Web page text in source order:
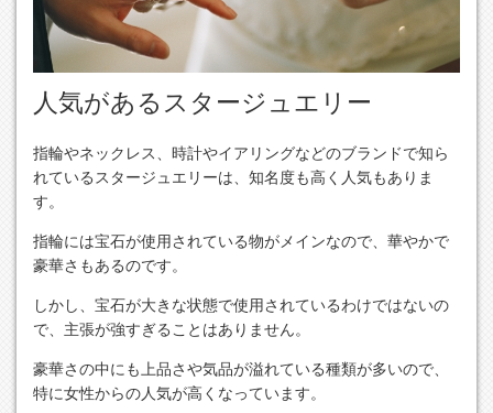
人気があるスタージュエリー
指輪やネックレス、時計やイアリングなどのブランドで知ら
れているスタージュエリーは、知名度も高く人気もありま
す。
指輪には宝石が使用されている物がメインなので、華やかで
豪華さもあるのです。
しかし、宝石が大きな状態で使用されているわけではないの
で、主張が強すぎることはありません。
豪華さの中にも上品さや気品が溢れている種類が多いので、
特に女性からの人気が高くなっています。